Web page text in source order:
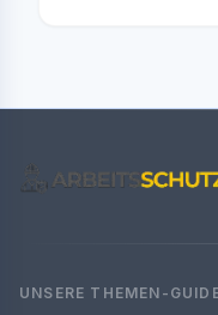
UNSERE THEMEN-